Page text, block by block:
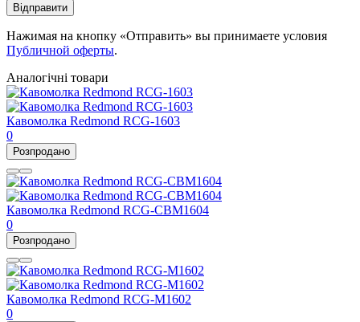
Відправити
Нажимая на кнопку «Отправить» вы принимаете условия
Публичной оферты.
Аналогічні товари
Кавомолка Redmond RCG-1603
0
Розпродано
Кавомолка Redmond RCG-CBM1604
0
Розпродано
Кавомолка Redmond RCG-M1602
0